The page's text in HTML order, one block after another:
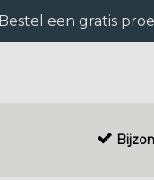
Bestel een gratis